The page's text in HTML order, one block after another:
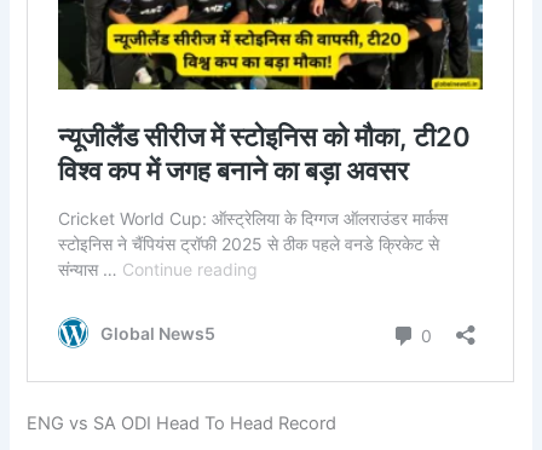
ENG vs SA ODI Head To Head Record